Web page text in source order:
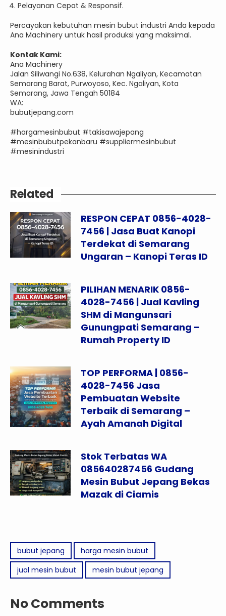
Pelayanan Cepat & Responsif.
Percayakan kebutuhan mesin bubut industri Anda kepada
Ana Machinery untuk hasil produksi yang maksimal.
Kontak Kami:
Ana Machinery
Jalan Siliwangi No.638, Kelurahan Ngaliyan, Kecamatan
Semarang Barat, Purwoyoso, Kec. Ngaliyan, Kota
Semarang, Jawa Tengah 50184
WA:
bubutjepang.com
#hargamesinbubut #takisawajepang
#mesinbubutpekanbaru #suppliermesinbubut
#mesinindustri
Related
RESPON CEPAT 0856-4028-
7456 | Jasa Buat Kanopi
Terdekat di Semarang
Ungaran – Kanopi Teras ID
PILIHAN MENARIK 0856-
4028-7456 | Jual Kavling
SHM di Mangunsari
Gunungpati Semarang –
Rumah Property ID
TOP PERFORMA | 0856-
4028-7456 Jasa
Pembuatan Website
Terbaik di Semarang –
Ayah Amanah Digital
Stok Terbatas WA
085640287456 Gudang
Mesin Bubut Jepang Bekas
Mazak di Ciamis
bubut jepang
harga mesin bubut
jual mesin bubut
mesin bubut jepang
No Comments